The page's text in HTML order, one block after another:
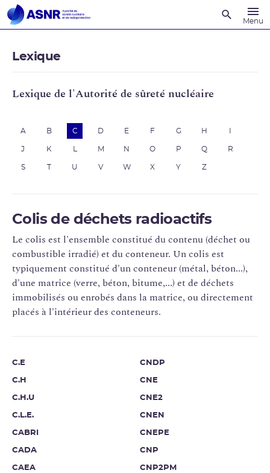
Menu
Lexique
Lexique de l'Autorité de sûreté nucléaire
A B C D E F G H
J K M N O P Q R
S U V W X Y Z
Colis de déchets radioactifs
Le colis est l'ensemble constitué du contenu (déchet ou
combustible irradié) et du conteneur. Un colis est
typiquement constitué d'un conteneur (métal, béton...),
d'une matrice (verre, béton, bitume,...) et de déchets
immobilisés ou enrobés dans la matrice, ou directement
placés à l'intérieur des conteneurs.
C.E
C.H
C.H.U
C.L.E.
CABRI
CADA
CAEA
CNDP
CNE
CNE2
CNEN
CNEPE
CNP
CNP2PM